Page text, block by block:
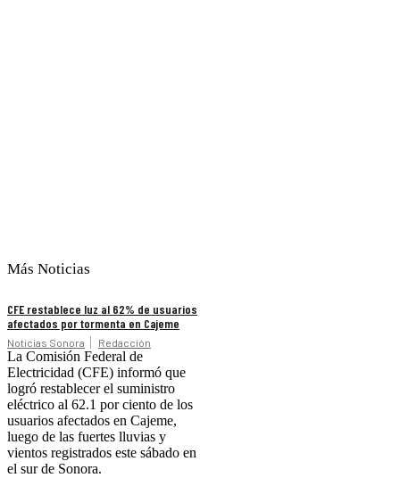
Más Noticias
CFE restablece luz al 62% de usuarios
afectados por tormenta en Cajeme
Noticias Sonora Redacción
La Comisión Federal de
Electricidad (CFE) informó que
logró restablecer el suministro
eléctrico al 62.1 por ciento de los
usuarios afectados en Cajeme,
luego de las fuertes lluvias y
vientos registrados este sábado en
el sur de Sonora.